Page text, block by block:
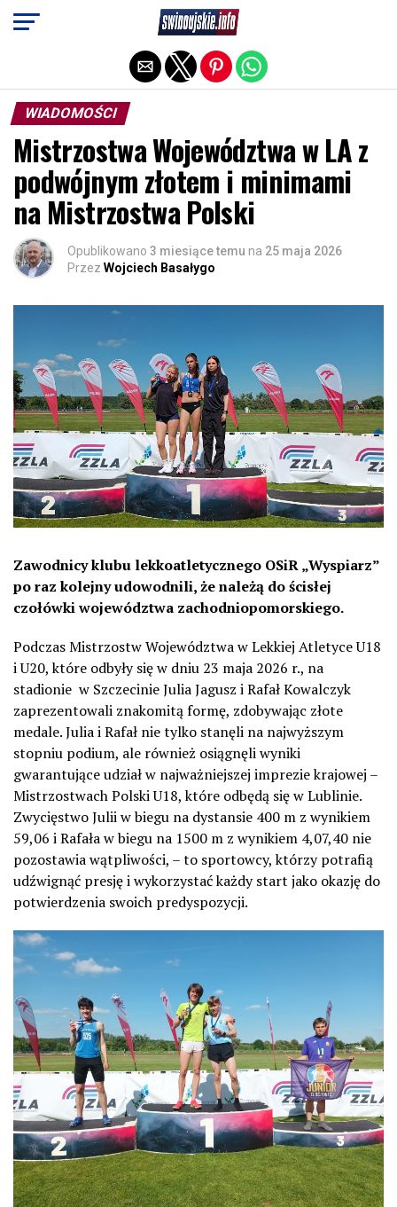
WIADOMOŚCI
Mistrzostwa Województwa w LA z
podwójnym złotem i minimami
na Mistrzostwa Polski
Opublikowano 3 miesiące temu na 25 maja 2026
Przez Wojciech Basałygo
Zawodnicy klubu lekkoatletycznego OSiR „Wyspiarz”
po raz kolejny udowodnili, że należą do ścisłej
czołówki województwa zachodniopomorskiego.
Podczas Mistrzostw Województwa w Lekkiej Atletyce U18
i U20, które odbyły się w dniu 23 maja 2026 r., na
stadionie w Szczecinie Julia Jagusz i Rafał Kowalczyk
zaprezentowali znakomitą formę, zdobywając złote
medale. Julia i Rafał nie tylko stanęli na najwyższym
stopniu podium, ale również osiągnęli wyniki
gwarantujące udział w najważniejszej imprezie krajowej –
Mistrzostwach Polski U18, które odbędą się w Lublinie.
Zwycięstwo Julii w biegu na dystansie 400 m z wynikiem
59,06 i Rafała w biegu na 1500 m z wynikiem 4,07,40 nie
pozostawia wątpliwości, – to sportowcy, którzy potrafią
udźwignąć presję i wykorzystać każdy start jako okazję do
potwierdzenia swoich predyspozycji.
Exit mobile version